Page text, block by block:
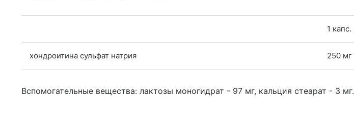
1 капс.
хондроитина сульфат натрия 250 мг
Вспомогательные вещества: лактозы моногидрат - 97 мг, кальция стеарат - 3 мг.